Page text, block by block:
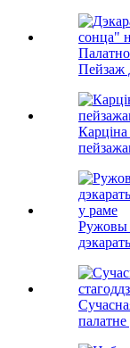
Пейзаж
Карціна
Ружовы
палатне